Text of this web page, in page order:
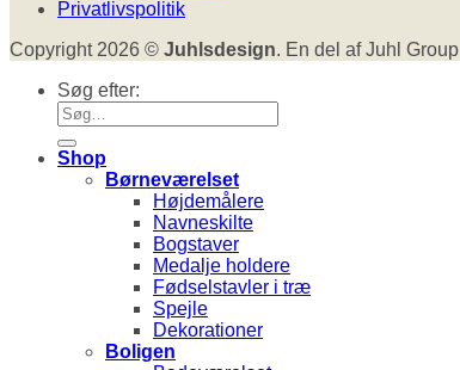
Privatlivspolitik
Copyright 2026 © Juhlsdesign. En del af Juhl Group
Søg efter:
Shop
Børneværelset
Højdemålere
Navneskilte
Bogstaver
Medalje holdere
Fødselstavler i træ
Spejle
Dekorationer
Boligen